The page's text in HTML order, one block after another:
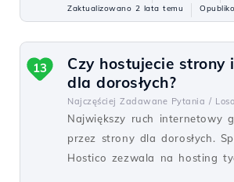
Zaktualizowano 2 lata temu
Czy hostujecie strony
dla dorosłych?
Najczęściej Zadawane Pytania /
Największy ruch internetowy
przez strony dla dorosłych.
Hostico zezwala na hosting
13